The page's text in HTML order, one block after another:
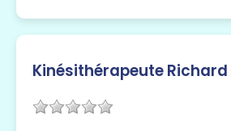
Kinésithérapeute Richard